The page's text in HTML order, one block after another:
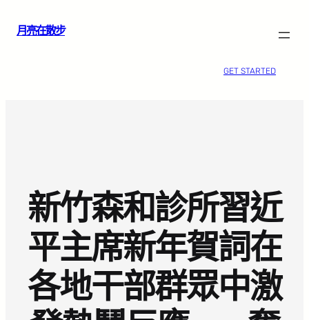
月亮在散步
GET STARTED
新竹森和診所習近
平主席新年賀詞在
各地干部群眾中激